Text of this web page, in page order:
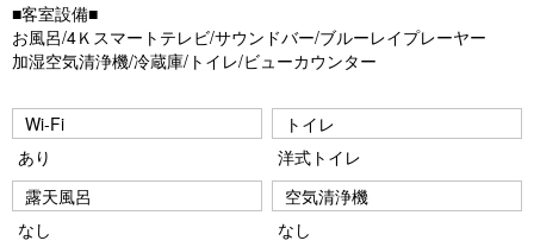
■客室設備■
お風呂/4Ｋスマートテレビ/サウンドバー/ブルーレイプレーヤー
加湿空気清浄機/冷蔵庫/トイレ/ビューカウンター
Wi-Fi
あり
トイレ
洋式トイレ
露天風呂
なし
空気清浄機
なし